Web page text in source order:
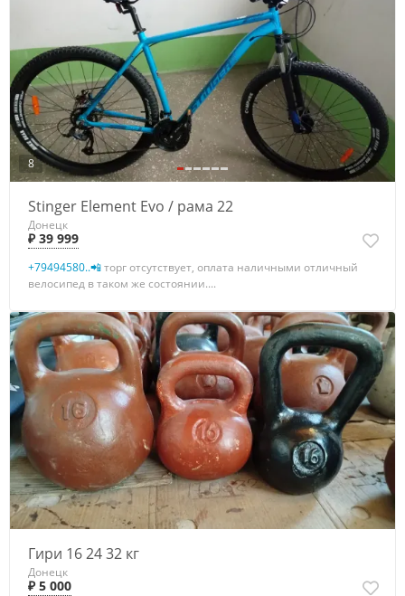
8
Stinger Element Evo / рама 22
Донецк
₽ 39 999
+79494580..📲торг отсутствует, оплата наличными отличный
велосипед в таком же состоянии....
Гири 16 24 32 кг
Донецк
₽ 5 000